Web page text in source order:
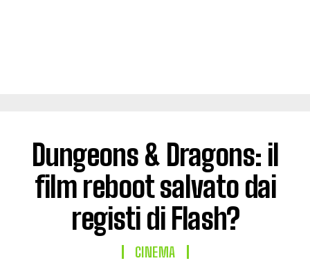
Dungeons & Dragons: il
film reboot salvato dai
registi di Flash?
CINEMA